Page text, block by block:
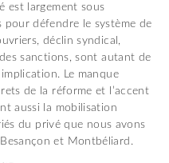
est largement sous
pour défendre le système de
déclin syndical,
sanctions, sont autant de
Le manque
de la réforme et l’accent
aussi la mobilisation
du privé que nous avons
et Montbéliard.